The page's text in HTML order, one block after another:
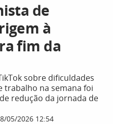
de
à
fim da
sobre dificuldades
trabalho na semana foi
redução da jornada de
05/2026 12:54